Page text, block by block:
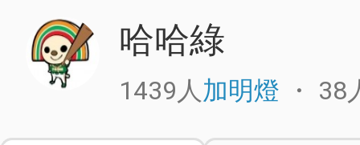
哈哈綠
1439人加明燈 ・ 38